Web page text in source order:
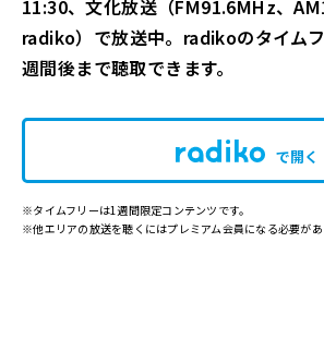
11:30、文化放送（FM91.6MHz、
radiko）で放送中。radikoのタイム
週間後まで聴取できます。
で開く
※タイムフリーは1週間限定コンテンツです。
※他エリアの放送を聴くにはプレミアム会員になる必要があ